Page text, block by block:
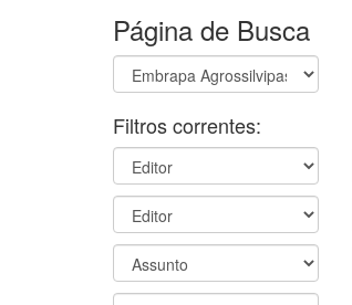
Página de Busca
Filtros correntes: